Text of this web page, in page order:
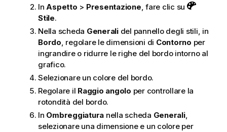
InAspetto > Presentazione, fare clic su
Stile.
Nella scheda Generalidel pannello degli stili, in
Bordo, regolare le dimensioni di Contorno per
ingrandire o ridurre le righe del bordo intorno al
grafico.
Selezionare un colore del bordo.
Regolare il Raggio angolo per controllare la
rotondità del bordo.
In Ombreggiatura nella scheda Generali,
selezionare una dimensione e un colore per